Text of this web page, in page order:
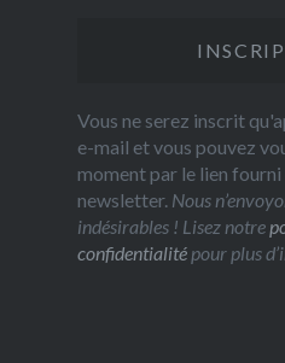
Vous ne serez inscrit
e-mail et vous pouvez
moment par le lien fourni
newsletter. Nous
indésirables ! Lisez notre
confidentialitépour plus